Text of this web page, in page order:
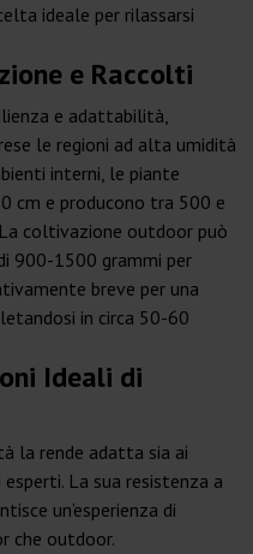
ideale per rilassarsi
e Raccolti
e adattabilità,
le regioni ad alta umidità
interni, le piante
cm e producono tra 500 e
coltivazione outdoor può
900-1500 grammi per
breve per una
in circa 50-60
Ideali di
la rende adatta sia ai
La sua resistenza a
un’esperienza di
che outdoor.